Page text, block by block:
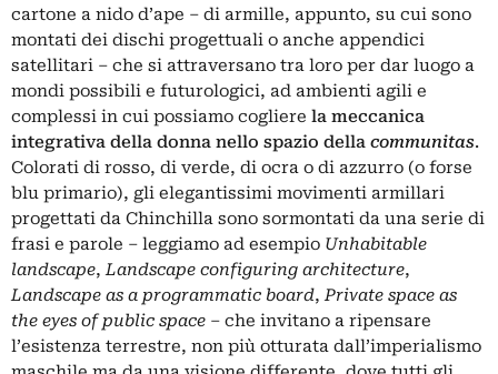
cartone a nido d’ape – di armille, appunto, su cui sono
montati dei dischi progettuali o anche appendici
satellitari – che si attraversano tra loro per dar luogo a
mondi possibili e futurologici, ad ambienti agili e
complessi in cui possiamo cogliere la meccanica
integrativa della donna nello spazio della communitas.
Colorati di rosso, di verde, di ocra o di azzurro (o forse
blu primario), gli elegantissimi movimenti armillari
progettati da Chinchilla sono sormontati da una serie di
frasi e parole – leggiamo ad esempio Unhabitable
landscape,Landscape configuring architecture,
Landscape as a programmatic board,Private space as
the eyes of public space – che invitano a ripensare
l’esistenza terrestre, non più otturata dall’imperialismo